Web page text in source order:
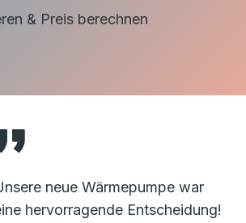
& Preis berechnen
neue Wärmepumpe war
hervorragende Entscheidung!